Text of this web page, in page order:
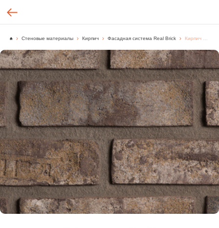
Стеновые материалы Кирпич Фасадная система Real Brick